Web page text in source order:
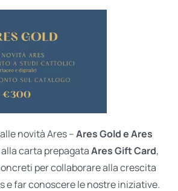
novità Ares –Ares Gold e Ares
carta prepagataAres Gift Card,
per collaborare alla crescita
e far conoscere le nostre iniziative.